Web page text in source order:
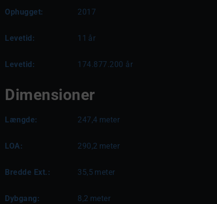
Ophugget: 2017
Levetid: 11 år
Levetid: 174.877.200 år
Dimensioner
Længde: 247,4 meter
LOA: 290,2 meter
Bredde Ext.: 35,5 meter
Dybgang: 8,2 meter